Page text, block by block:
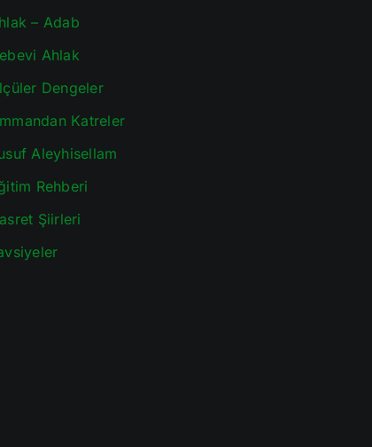
– Adab
Ahlak
Dengeler
Katreler
Aleyhisellam
Rehberi
Şiirleri